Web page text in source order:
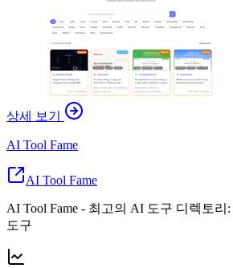
상세 보기
AI Tool Fame
AI Tool Fame
AI Tool Fame - 최고의 AI 도구 디렉토
도구